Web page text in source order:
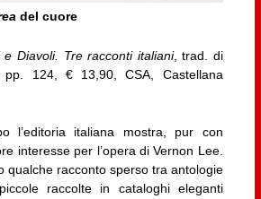
del cuore
e Diavoli. Tre racconti italiani, trad. di
pp. 124, € 13,90, CSA, Castellana
l’editoria italiana mostra, pur con
interesse per l’opera di Vernon Lee.
qualche racconto sperso tra antologie
raccolte in cataloghi eleganti